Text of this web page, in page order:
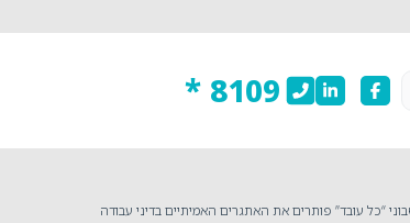
8109 *
“כל עובד” פותרים את האתגרים האמיתיים בדיני עבודה